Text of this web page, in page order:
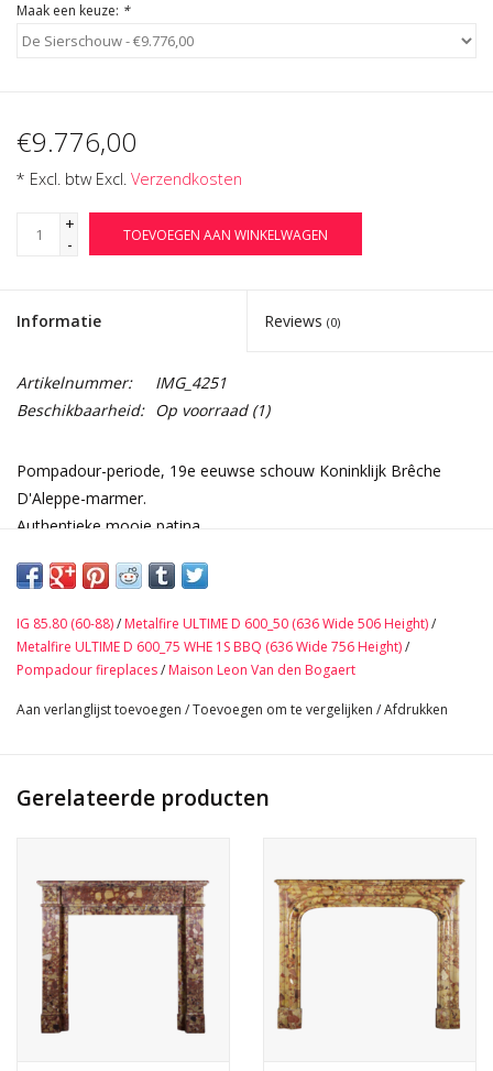
Maak een keuze: *
€9.776,00
* Excl. btw Excl. Verzendkosten
+
-
TOEVOEGEN AAN WINKELWAGEN
Informatie Reviews (0)
Artikelnummer:
IMG_4251
Beschikbaarheid: Op voorraad(1)
Pompadour-periode, 19e eeuwse schouw Koninklijk Brêche
D'Aleppe-marmer.
Authentieke mooie patina.
120 cm Buitenbreedte 47,25 Inch
85 cm Binnenbreedte 33,46 Inch
85 cm Binnenhoogte 33,46 Inch
98 Kg
IG 85.80 (60-88)/ Metalfire ULTIME D 600_50 (636 Wide 506 Height)/
Metalfire ULTIME D 600_75 WHE 1S BBQ (636 Wide 756 Height)/
Pompadour fireplaces/ Maison Leon Van den Bogaert
Aan verlanglijst toevoegen /Toevoegen om te vergelijken /Afdrukken
Gerelateerde producten